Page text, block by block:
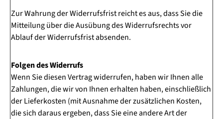
Zur Wahrung der Widerrufsfrist reicht es aus, dass Sie die
Mitteilung über die Ausübung des Widerrufsrechts vor
Ablauf der Widerrufsfrist absenden.
Folgen des Widerrufs
Wenn Sie diesen Vertrag widerrufen, haben wir Ihnen alle
Zahlungen, die wir von Ihnen erhalten haben, einschließlich
der Lieferkosten (mit Ausnahme der zusätzlichen Kosten,
die sich daraus ergeben, dass Sie eine andere Art der